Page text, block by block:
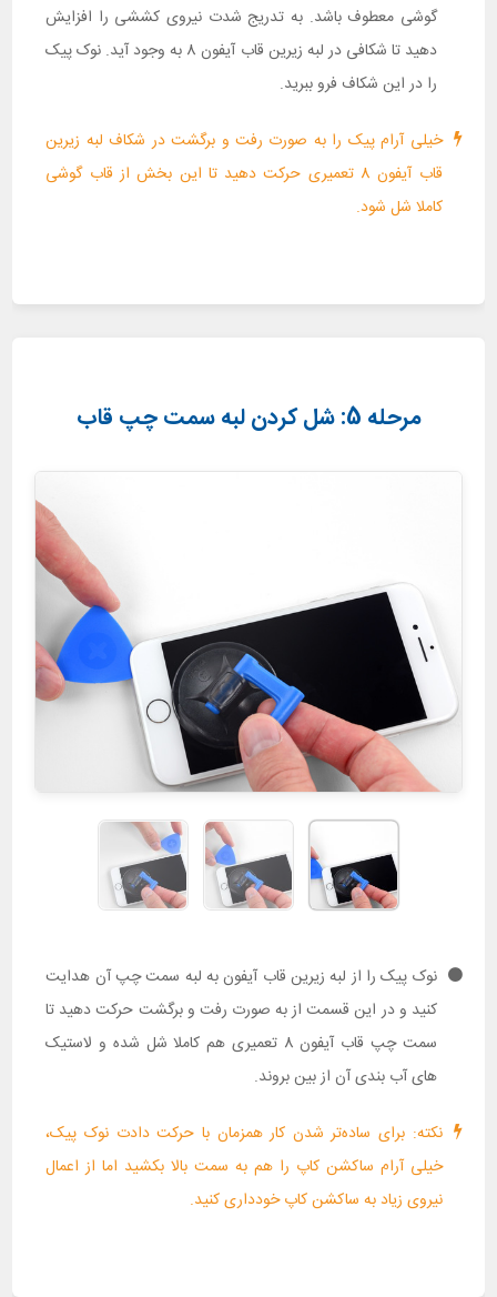
گوشی معطوف باشد. به تدریج شدت نیروی کششی را افزایش
دهید تا شکافی در لبه زیرین قاب آیفون 8 به وجود آید. نوک پیک
را در این شکاف فرو ببرید.
خیلی آرام پیک را به صورت رفت و برگشت در شکاف لبه زیرین
قاب آیفون 8 تعمیری حرکت دهید تا این بخش از قاب گوشی
کاملا شل شود.
مرحله 5: شل کردن لبه سمت چپ قاب
نوک پیک را از لبه زیرین قاب آیفون به لبه سمت چپ آن هدایت
کنید و در این قسمت از به صورت رفت و برگشت حرکت دهید تا
سمت چپ قاب آیفون 8 تعمیری هم کاملا شل شده و لاستیک
های آب بندی آن از بین بروند.
نکته: برای ساده‌تر شدن کار همزمان با حرکت دادت نوک پیک،
خیلی آرام ساکشن کاپ را هم به سمت بالا بکشید اما از اعمال
نیروی زیاد به ساکشن کاپ خودداری کنید.